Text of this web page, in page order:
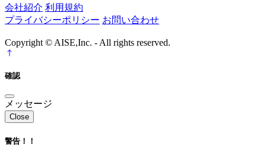
会社紹介 利用規約
プライバシーポリシー お問い合わせ
Copyright © AISE,Inc. - All rights reserved.
確認
メッセージ
Close
警告！！